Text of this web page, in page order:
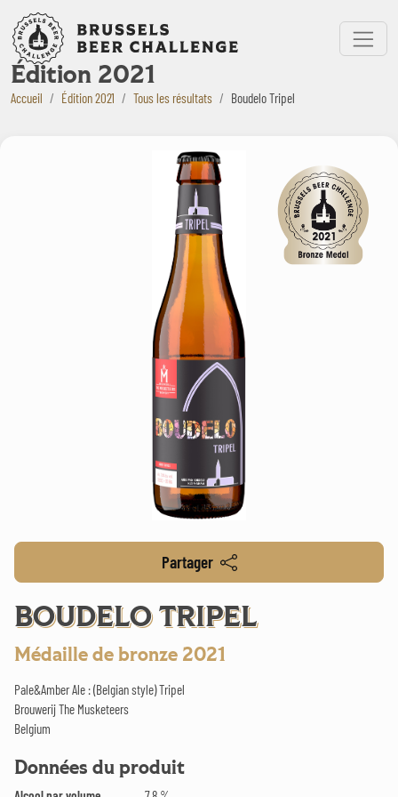
Bruxelles Beer Challenge
Menu
Édition 2021
Accueil Édition 2021 Tous les résultats Boudelo Tripel
Partager
BOUDELO TRIPEL
Médaille de bronze 2021
Pale&Amber Ale : (Belgian style) Tripel
Brouwerij The Musketeers
Belgium
Données du produit